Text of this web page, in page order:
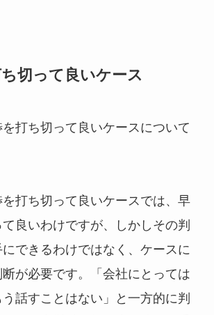
切って良いケース
打ち切って良いケースについて
打ち切って良いケースでは、早
良いわけですが、しかしその判
できるわけではなく、ケースに
が必要です。「会社にとっては
話すことはない」と一方的に判